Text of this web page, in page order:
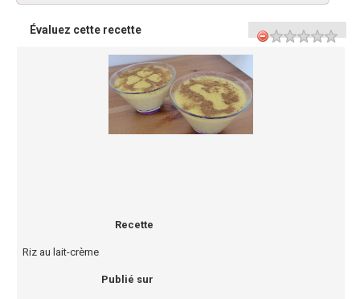
Évaluez cette recette
Recette
Riz au lait-crème
Publié sur